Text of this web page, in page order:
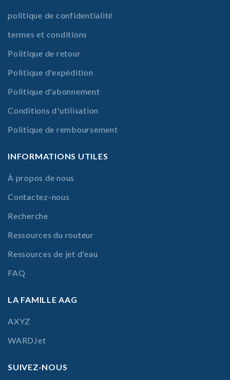
politique de confidentialité
termes et conditions
Politique de retour
Politique d'expédition
Politique d'abonnement
Conditions d'utilisation
Politique de remboursement
INFORMATIONS UTILES
À propos de nous
Contactez-nous
Recherche
Ressources du routeur
Ressources de jet d'eau
FAQ
LA FAMILLE AAG
AXYZ
WARDJet
SUIVEZ-NOUS